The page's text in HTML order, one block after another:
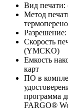
Вид печати:
Метод
Скорость
(YMCKO)
Емкость
карт
ПО в
программа
FARGO®